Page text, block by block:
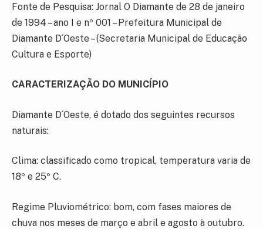
Fonte de Pesquisa: Jornal O Diamante de 28 de janeiro
de 1994 – ano I e nº 001 – Prefeitura Municipal de
Diamante D´Oeste – (Secretaria Municipal de Educação
Cultura e Esporte)
CARACTERIZAÇÃO DO MUNICÍPIO
Diamante D´Oeste, é dotado dos seguintes recursos
naturais:
Clima: classificado como tropical, temperatura varia de
18º e 25º C.
Regime Pluviométrico: bom, com fases maiores de
chuva nos meses de março e abril e agosto à outubro.